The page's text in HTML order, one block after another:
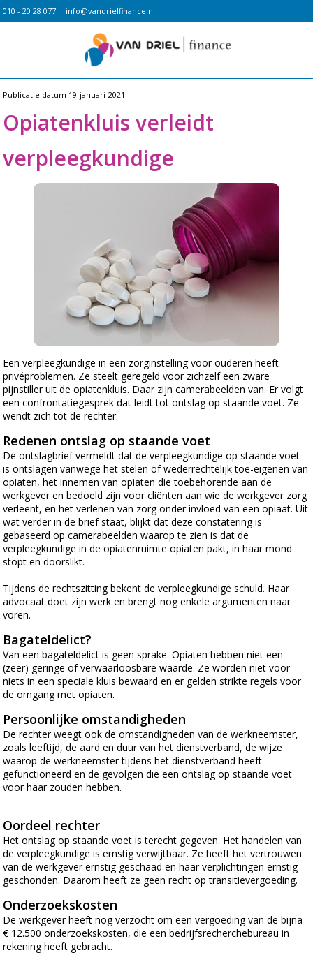
010 - 20 28 077 info@vandrielfinance.nl
Publicatie datum 19-januari-2021
Opiatenkluis verleidt
verpleegkundige
Een verpleegkundige in een zorginstelling voor ouderen heeft
privéproblemen. Ze steelt geregeld voor zichzelf een zware
pijnstiller uit de opiatenkluis. Daar zijn camerabeelden van. Er volgt
een confrontatiegesprek dat leidt tot ontslag op staande voet. Ze
wendt zich tot de rechter.
Redenen ontslag op staande voet
De ontslagbrief vermeldt dat de verpleegkundige op staande voet
is ontslagen vanwege het stelen of wederrechtelijk toe-eigenen van
opiaten, het innemen van opiaten die toebehorende aan de
werkgever en bedoeld zijn voor cliënten aan wie de werkgever zorg
verleent, en het verlenen van zorg onder invloed van een opiaat. Uit
wat verder in de brief staat, blijkt dat deze constatering is
gebaseerd op camerabeelden waarop te zien is dat de
verpleegkundige in de opiatenruimte opiaten pakt, in haar mond
stopt en doorslikt.
Tijdens de rechtszitting bekent de verpleegkundige schuld. Haar
advocaat doet zijn werk en brengt nog enkele argumenten naar
voren.
Bagateldelict?
Van een bagateldelict is geen sprake. Opiaten hebben niet een
(zeer) geringe of verwaarloosbare waarde. Ze worden niet voor
niets in een speciale kluis bewaard en er gelden strikte regels voor
de omgang met opiaten.
Persoonlijke omstandigheden
De rechter weegt ook de omstandigheden van de werkneemster,
zoals leeftijd, de aard en duur van het dienstverband, de wijze
waarop de werkneemster tijdens het dienstverband heeft
gefunctioneerd en de gevolgen die een ontslag op staande voet
voor haar zouden hebben.
Oordeel rechter
Het ontslag op staande voet is terecht gegeven. Het handelen van
de verpleegkundige is ernstig verwijtbaar. Ze heeft het vertrouwen
van de werkgever ernstig geschaad en haar verplichtingen ernstig
geschonden. Daarom heeft ze geen recht op transitievergoeding.
Onderzoekskosten
De werkgever heeft nog verzocht om een vergoeding van de bijna
€ 12.500 onderzoekskosten, die een bedrijfsrecherchebureau in
rekening heeft gebracht.